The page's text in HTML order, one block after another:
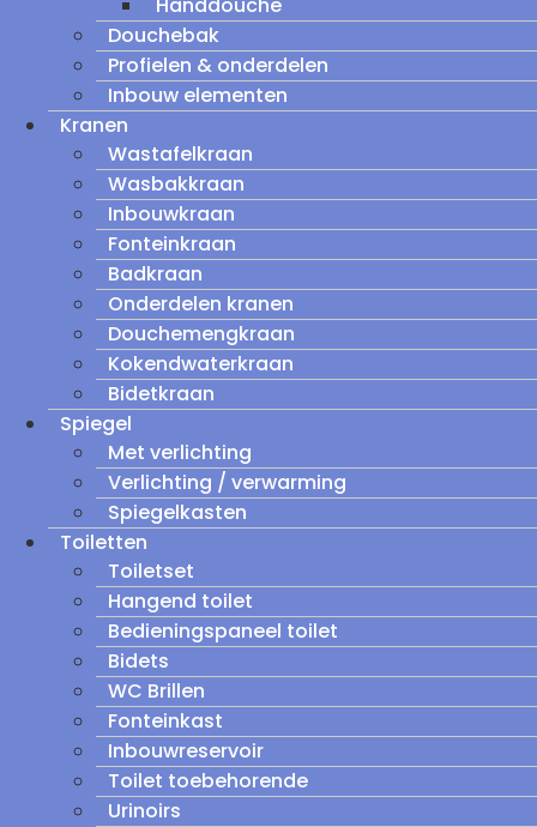
Douchebak
Profielen & onderdelen
Inbouw elementen
Kranen
Wastafelkraan
Wasbakkraan
Inbouwkraan
Fonteinkraan
Badkraan
Onderdelen kranen
Douchemengkraan
Kokendwaterkraan
Bidetkraan
Spiegel
Met verlichting
Verlichting / verwarming
Spiegelkasten
Toiletten
Toiletset
Hangend toilet
Bedieningspaneel toilet
Bidets
WC Brillen
Fonteinkast
Inbouwreservoir
Toilet toebehorende
Urinoirs